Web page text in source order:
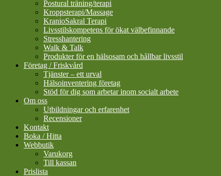
Postural träning/terapi
Kroppsterapi/Massage
KranioSakral Terapi
Livsstilskompetens för ökat välbefinnande
Stresshantering
Walk & Talk
Produkter för en hälsosam och hållbar livsstil
Företag / Friskvård
Tjänster – ett urval
Hälsoinventering företag
Stöd för dig som arbetar inom socialt arbete
Om oss
Utbildningar och erfarenhet
Recensioner
Kontakt
Boka / Hitta
Webbutik
Varukorg
Till kassan
Prislista